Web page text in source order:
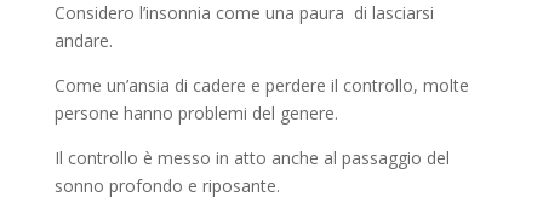
Considero l’insonnia come una paura di lasciarsi
andare.
Come un’ansia di cadere e perdere il controllo, molte
persone hanno problemi del genere.
Il controllo è messo in atto anche al passaggio del
sonno profondo e riposante.